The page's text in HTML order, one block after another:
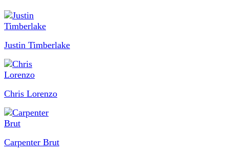
Justin Timberlake
Chris Lorenzo
Carpenter Brut